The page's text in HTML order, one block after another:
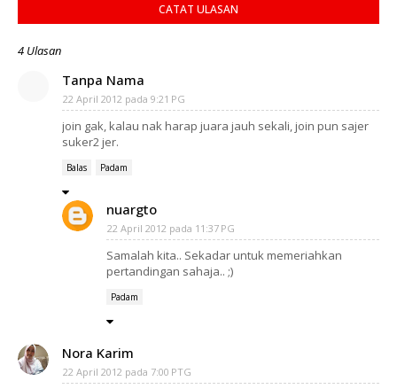
CATAT ULASAN
4 Ulasan
Tanpa Nama
22 April 2012 pada 9:21 PG
join gak, kalau nak harap juara jauh sekali, join pun sajer
suker2 jer.
Balas Padam
nuargto
22 April 2012 pada 11:37 PG
Samalah kita.. Sekadar untuk memeriahkan
pertandingan sahaja.. ;)
Padam
Nora Karim
22 April 2012 pada 7:00 PTG